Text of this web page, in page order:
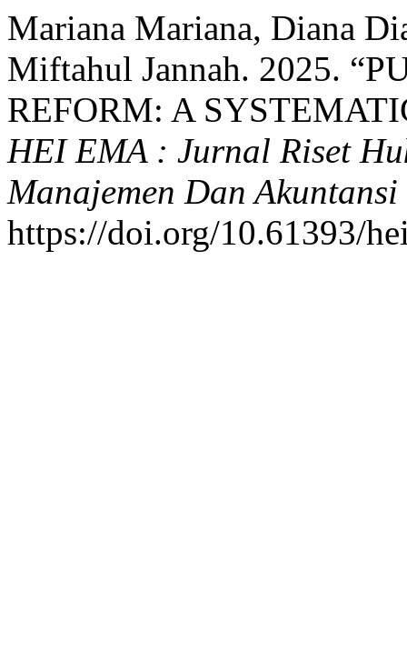
Mariana Mariana, Diana
Miftahul Jannah. 2025.
REFORM: A
HEI EMA : Jurnal Riset
Manajemen Dan Akuntansi
https://doi.org/10.61393/